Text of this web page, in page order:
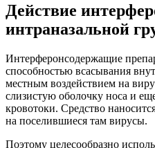
Действие
интраназальной
Интерферонсодержащие
способностью всасывания
местным воздействием на
слизистую оболочку носа и
кровотоки. Средство
на поселившиеся там вирусы.
Поэтому целесообразно